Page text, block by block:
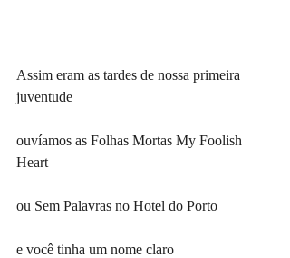
Assim eram as tardes de nossa primeira
juventude
ouvíamos as Folhas Mortas My Foolish
Heart
ou Sem Palavras no Hotel do Porto
e você tinha um nome claro